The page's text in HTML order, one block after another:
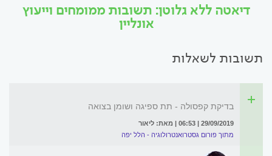
דיאטה ללא גלוטן: תשובות ממומחים וייעוץ
אונליין
תשובות לשאלות
בדיקת קפסולה - תת ספיגה ושומן בצואה
29/09/2019 | 06:53 | מאת: ליאור
מתוך פורום גסטרואנטרולוגיה - הלל יפה